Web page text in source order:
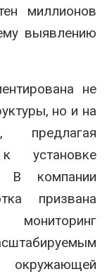
миллионов
выявлению
не
но и на
предлагая
установке
В компании
призвана
окружающей